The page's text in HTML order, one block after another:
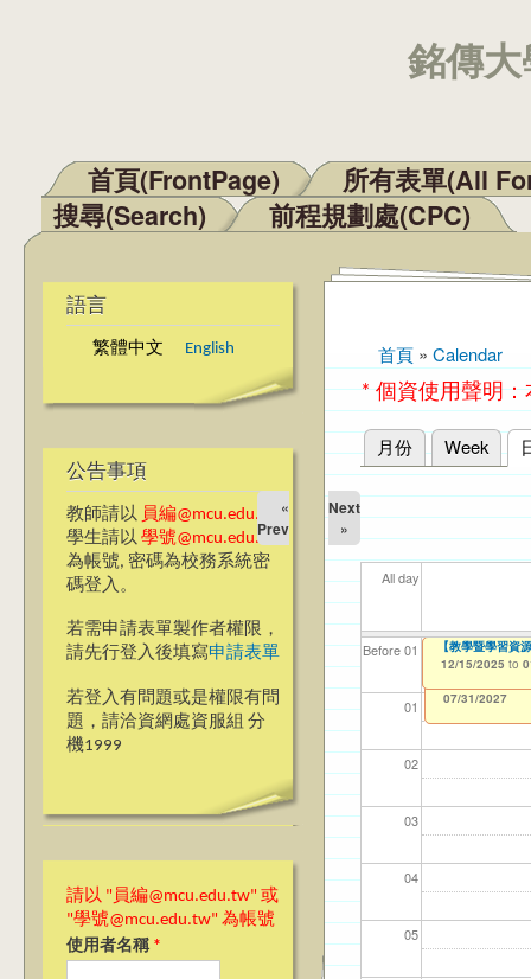
銘傳
主選單
首頁(FrontPage)
所有表單(All
搜尋(Search)
前程規劃處(CPC)
語言
繁體中文 English
公告事項
教師請以 員編@mcu.edu.tw
學生請以 學號@mcu.edu.tw
為帳號, 密碼為校務系統密
碼登入。
若需申請表單製作者權限，
請先行登入後填寫申請表單
若登入有問題或是權限有問
題，請洽資網處資服組 分
機1999
請以 "員編@mcu.edu.tw" 或
"學號@mcu.edu.tw" 為帳號
使用者名稱 *
您在這裡
首頁 » Calendar
* 個資使用聲明
主要索引標籤
月份 Week
«
Prev
Next
»
All day
Before 01
01
02
03
04
05
【資網處】
整合系統～表單
12/31/2027
【財務處】工讀
11/12/2021 to
【財務處】漏打
錄
07/31/2027
114
04/
114
02/
114
03/
【學
07/
114
09/
114(下)職場實
12/15/2025 to
【教學暨學習資
12/15/2025 to